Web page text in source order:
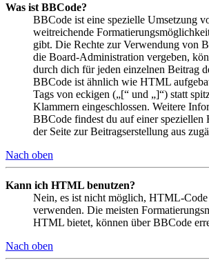
Was ist BBCode?
BBCode ist eine spezielle Umsetzung
weitreichende
gibt. Die Rechte zur Verwendung von
die Board-Administration vergeben,
durch dich für jeden einzelnen Beitrag
BBCode ist ähnlich wie HTML
Tags von eckigen („[“ und „]“) statt
Klammern eingeschlossen. Weitere
BBCode findest du auf einer speziellen
der Seite zur Beitragserstellung aus
Nach oben
Kann ich HTML benutzen?
Nein, es ist nicht möglich, HTML-
verwenden. Die meisten
HTML bietet, können über BBCode
Nach oben